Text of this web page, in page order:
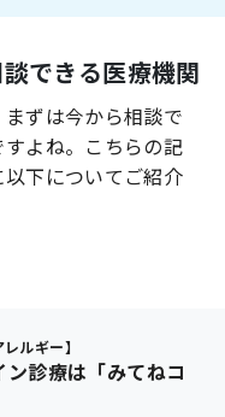
できる医療機関
ずは今から相談で
よね。こちらの記
下についてご紹介
ルギー】
診療は「みてねコ